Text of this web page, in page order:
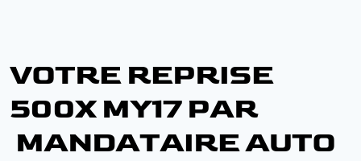
VOTRE REPRISE
500X MY17 PAR
MANDATAIRE AUTO